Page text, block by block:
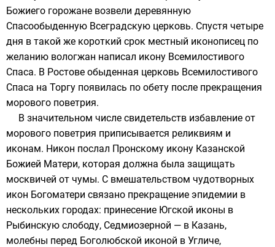
Божиего горожане возвели деревянную
Спасообыденную Всеградскую церковь. Спустя четыре
дня в такой же короткий срок местный иконописец по
желанию вологжан написал икону Всемилостивого
Спаса. В Ростове обыденная церковь Всемилостивого
Спаса на Торгу появилась по обету после прекращения
морового поветрия.
В значительном числе свидетельств избавление от
морового поветрия приписывается реликвиям и
иконам. Никон послал Пронскому икону Казанской
Божией Матери, которая должна была защищать
москвичей от чумы. С вмешательством чудотворных
икон Богоматери связано прекращение эпидемии в
нескольких городах: принесение Югской иконы в
Рыбинскую слободу, Седмиозерной — в Казань,
молебны перед Боголюбской иконой в Угличе,